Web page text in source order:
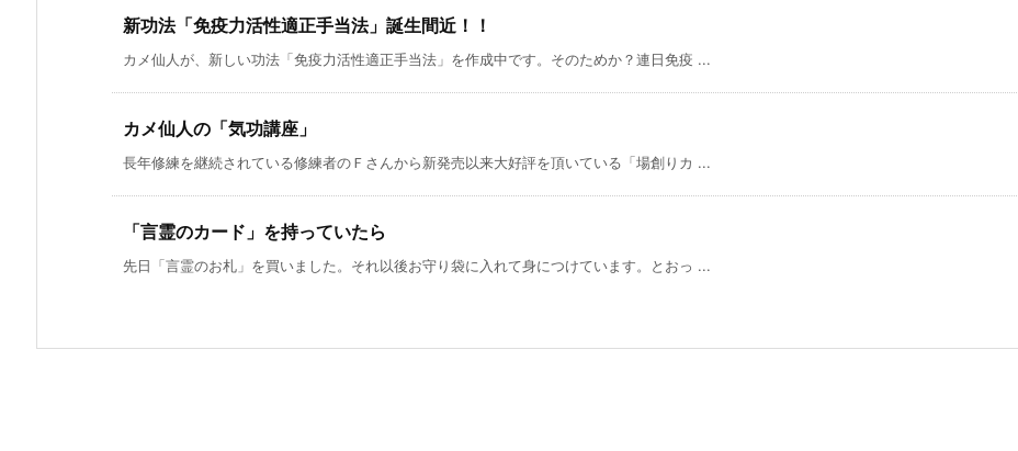
新功法「免疫力活性適正手当法」誕生間近！！
カメ仙人が、新しい功法「免疫力活性適正手当法」を作成中です。そのためか？連日免疫 ...
カメ仙人の「気功講座」
長年修練を継続されている修練者のＦさんから新発売以来大好評を頂いている「場創りカ ...
「言霊のカード」を持っていたら
先日「言霊のお札」を買いました。それ以後お守り袋に入れて身につけています。とおっ ...